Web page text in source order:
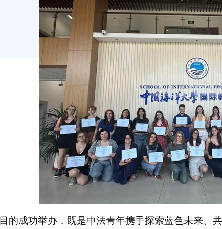
的成功举办，既是中法青年携手探索蓝色未来、